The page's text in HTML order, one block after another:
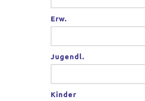
Erw.
Jugendl.
Kinder